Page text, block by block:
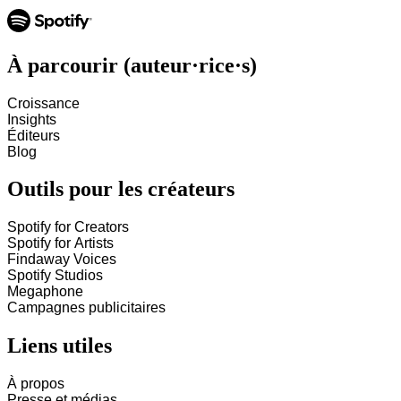
À parcourir (auteur·rice·s)
Croissance
Insights
Éditeurs
Blog
Outils pour les créateurs
Spotify for Creators
Spotify for Artists
Findaway Voices
Spotify Studios
Megaphone
Campagnes publicitaires
Liens utiles
À propos